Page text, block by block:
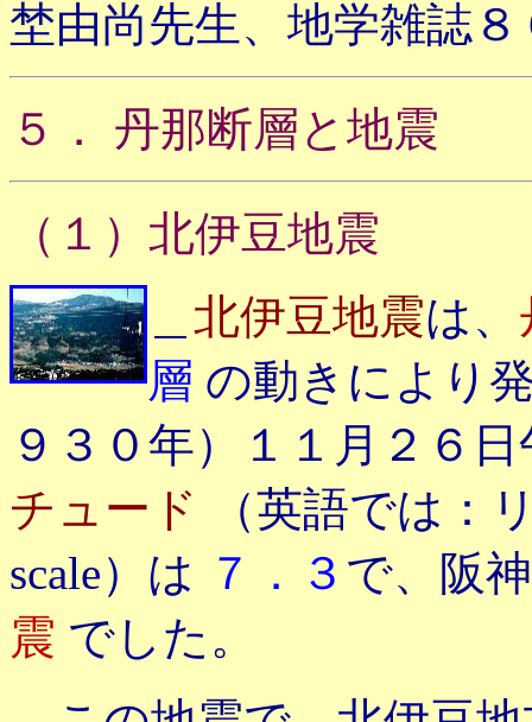
埜由尚先生、地学雑誌
５． 丹那断層と地震
（１）北伊豆地震
北伊豆地震は、
層 の動きにより
９３０年）１１月２６
チュード
（英語では：
scale）は ７．３ で、阪
震 でした。